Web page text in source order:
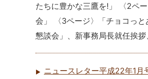
たちに豊かな三鷹を!」 〈2ペ
会」 〈3ページ〉「チョコっ
懇談会」、新事務局長就任挨
ニュースレター平成22年1月